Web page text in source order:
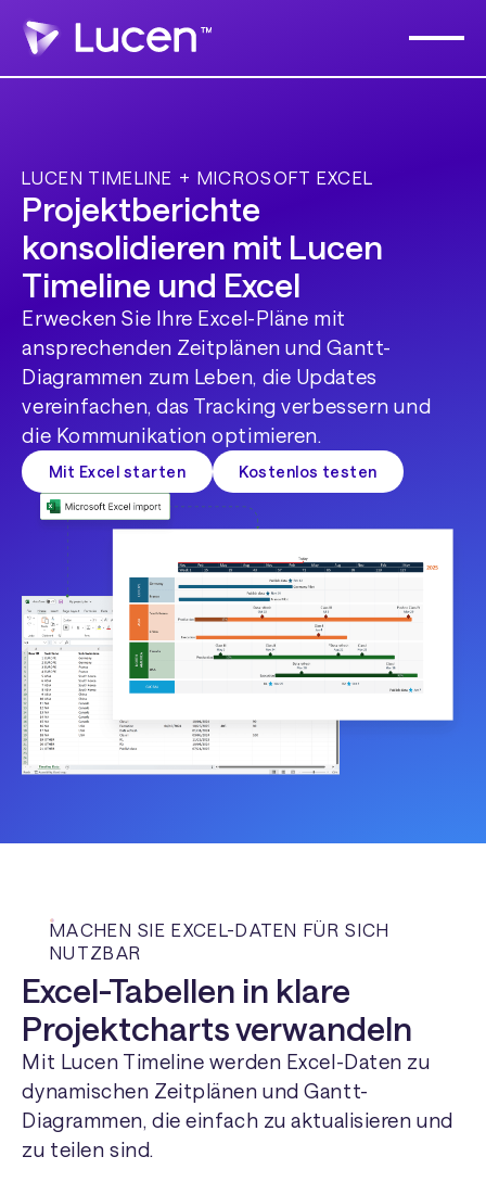
LUCEN TIMELINE + MICROSOFT EXCEL
Projektberichte
konsolidieren mit Lucen
Timeline und Excel
Erwecken Sie Ihre Excel-Pläne mit
ansprechenden Zeitplänen und Gantt-
Diagrammen zum Leben, die Updates
vereinfachen, das Tracking verbessern und
die Kommunikation optimieren.
Mit Excel starten Kostenlos testen
MACHEN SIE EXCEL-DATEN FÜR SICH
NUTZBAR
Excel-Tabellen in klare
Projektcharts verwandeln
Mit Lucen Timeline werden Excel-Daten zu
dynamischen Zeitplänen und Gantt-
Diagrammen, die einfach zu aktualisieren und
zu teilen sind.